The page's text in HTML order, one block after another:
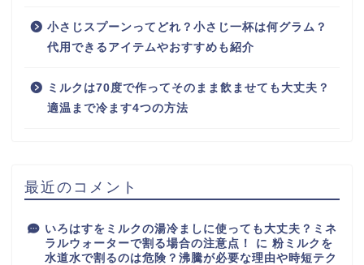
小さじスプーンってどれ？小さじ一杯は何グラム？
代用できるアイテムやおすすめも紹介
ミルクは70度で作ってそのまま飲ませても大丈夫？
適温まで冷ます4つの方法
最近のコメント
いろはすをミルクの湯冷ましに使っても大丈夫？ミネ
ラルウォーターで割る場合の注意点！
に 粉ミルクを
水道水で割るのは危険？沸騰が必要な理由や時短テク